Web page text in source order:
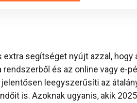
extra segítséget nyújt azzal, hogy
és az online vagy e-
leegyszerűsíti az
is. Azoknak ugyanis, akik